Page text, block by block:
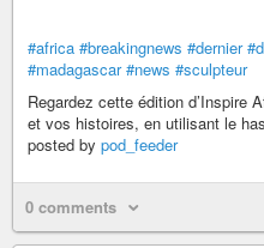
#africa #breakingnews #dernier
#madagascar #news #sculpteur
Regardez cette édition d’Inspire
et vos histoires, en utilisant le
posted by pod_feeder
0 comments